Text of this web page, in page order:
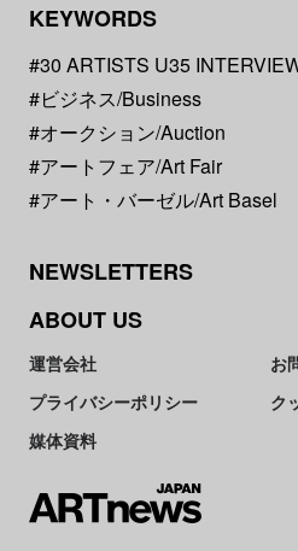
KEYWORDS
#30 ARTISTS U35
#ビジネス/Business
#オークション/Auction
#アートフェア/Art Fair
#アート・バーゼル/Art Basel
NEWSLETTERS
ABOUT US
運営会社
お
プライバシーポリシー
ク
媒体資料